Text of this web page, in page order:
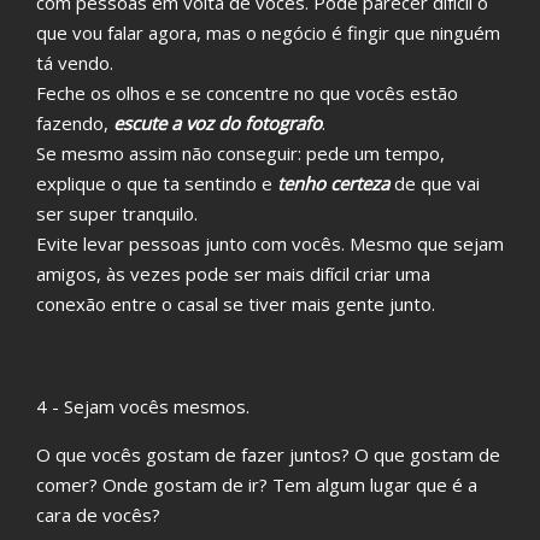
que vou falar agora, mas o negócio é fingir que ninguém
tá vendo.
Feche os olhos e se concentre no que vocês estão
fazendo, escute a voz do fotografo.
Se mesmo assim não conseguir: pede um tempo,
explique o que ta sentindo e tenho certezade que vai
ser super tranquilo.
Evite levar pessoas junto com vocês. Mesmo que sejam
amigos, às vezes pode ser mais difícil criar uma
conexão entre o casal se tiver mais gente junto.
4 - Sejam vocês mesmos.
O que vocês gostam de fazer juntos? O que gostam de
comer? Onde gostam de ir? Tem algum lugar que é a
cara de vocês?